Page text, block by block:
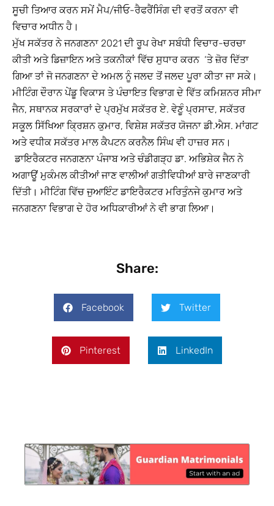
ਸੂਚੀ ਤਿਆਰ ਕਰਨ ਸਮੇਂ ਮੈਪ/ਜੀਓ-ਰੈਫਰੈਂਸਿੰਗ ਦੀ ਵਰਤੋਂ ਕਰਨਾ ਵੀ
ਵਿਚਾਰ ਅਧੀਨ ਹੈ।
ਮੁੱਖ ਸਕੱਤਰ ਨੇ ਜਨਗਣਨਾ 2021 ਦੀ ਰੂਪ ਰੇਖਾ ਸਬੰਧੀ ਵਿਚਾਰ-ਚਰਚਾ
ਕੀਤੀ ਅਤੇ ਡਿਜ਼ਾਇਨ ਅਤੇ ਤਕਨੀਕਾਂ ਵਿੱਚ ਸੁਧਾਰ ਕਰਨ ‘ਤੇ ਜ਼ੋਰ ਦਿੱਤਾ
ਗਿਆ ਤਾਂ ਜੋ ਜਨਗਣਨਾ ਦੇ ਅਮਲ ਨੂੰ ਜਲਦ ਤੋਂ ਜਲਦ ਪੂਰਾ ਕੀਤਾ ਜਾ ਸਕੇ।
ਮੀਟਿੰਗ ਦੌਰਾਨ ਪੇਂਡੂ ਵਿਕਾਸ ਤੇ ਪੰਚਾਇਤ ਵਿਭਾਗ ਦੇ ਵਿੱਤ ਕਮਿਸ਼ਨਰ ਸੀਮਾ
ਜੈਨ, ਸਥਾਨਕ ਸਰਕਾਰਾਂ ਦੇ ਪ੍ਰਮੁੱਖ ਸਕੱਤਰ ਏ. ਵੇਣੂੰ ਪ੍ਰਸਾਦ, ਸਕੱਤਰ
ਸਕੂਲ ਸਿੱਖਿਆ ਕ੍ਰਿਸ਼ਨ ਕੁਮਾਰ, ਵਿਸ਼ੇਸ਼ ਸਕੱਤਰ ਯੋਜਨਾ ਡੀ.ਐਸ. ਮਾਂਗਟ
ਅਤੇ ਵਧੀਕ ਸਕੱਤਰ ਮਾਲ ਕੈਪਟਨ ਕਰਨੈਲ ਸਿੰਘ ਵੀ ਹਾਜ਼ਰ ਸਨ।
ਡਾਇਰੈਕਟਰ ਜਨਗਣਨਾ ਪੰਜਾਬ ਅਤੇ ਚੰਡੀਗੜ੍ਹ ਡਾ. ਅਭਿਸ਼ੇਕ ਜੈਨ ਨੇ
ਅਗਾਊਂ ਮੁਕੰਮਲ ਕੀਤੀਆਂ ਜਾਣ ਵਾਲੀਆਂ ਗਤੀਵਿਧੀਆਂ ਬਾਰੇ ਜਾਣਕਾਰੀ
ਦਿੱਤੀ। ਮੀਟਿੰਗ ਵਿੱਚ ਜੁਆਇੰਟ ਡਾਇਰੈਕਟਰ ਮਰਿਤੁੰਨਜੇ ਕੁਮਾਰ ਅਤੇ
ਜਨਗਣਨਾ ਵਿਭਾਗ ਦੇ ਹੋਰ ਅਧਿਕਾਰੀਆਂ ਨੇ ਵੀ ਭਾਗ ਲਿਆ।
Share:
Facebook Twitter
Pinterest LinkedIn